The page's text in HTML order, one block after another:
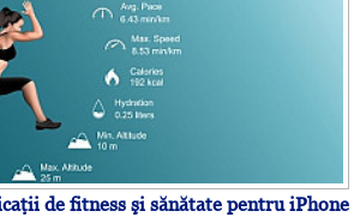
de fitness şi sănătate pentru iPhone